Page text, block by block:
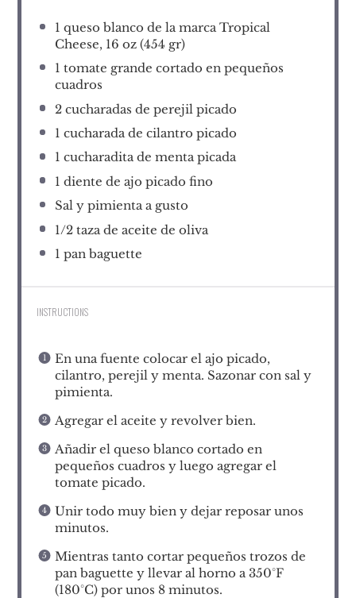
1 queso blanco de la marca Tropical
Cheese, 16 oz (454 gr)
1 tomate grande cortado en pequeños
cuadros
2cucharadas de perejil picado
1 cucharada de cilantro picado
1 cucharadita de menta picada
1 diente de ajo picado fino
Sal y pimienta a gusto
1/2taza de aceite de oliva
1 pan baguette
INSTRUCTIONS
En una fuente colocar el ajo picado,
cilantro, perejil y menta. Sazonar con sal y
pimienta.
Agregar el aceite y revolver bien.
Añadir el queso blanco cortado en
pequeños cuadros y luego agregar el
tomate picado.
Unir todo muy bien y dejar reposar unos
minutos.
Mientras tanto cortar pequeños trozos de
pan baguette y llevar al horno a 350°F
(180°C) por unos 8 minutos.